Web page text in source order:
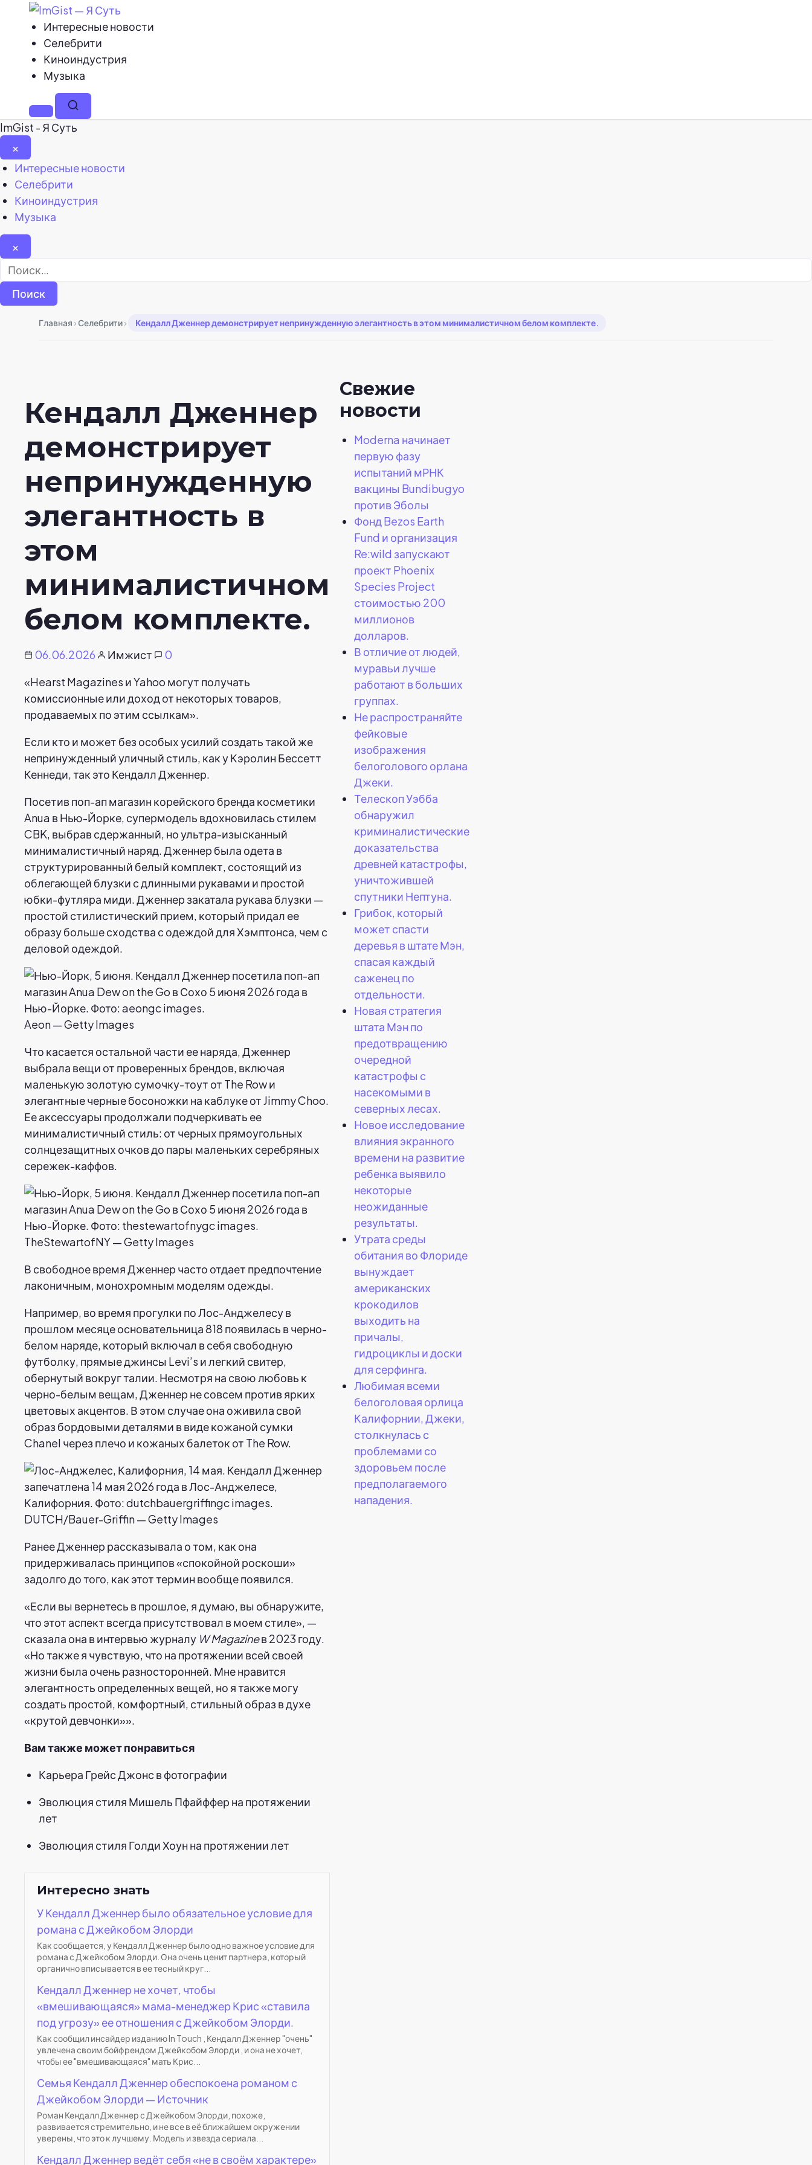
Интересные новости
Селебрити
Киноиндустрия
Музыка
МенюПоиск
ImGist - Я Суть
×
Закрыть
меню
Интересные новости
Селебрити
Киноиндустрия
Музыка
×
Найти:
Главная › Селебрити› Кендалл Дженнер демонстрирует непринужденную элегантность в этом минималистичном белом комплекте.
Кендалл Дженнер
демонстрирует
непринужденную
элегантность в
этом
минималистичном
белом комплекте.
06.06.2026 Имжист
0
«Hearst Magazines и Yahoo могут получать
комиссионные или доход от некоторых товаров,
продаваемых по этим ссылкам».
Если кто и может без особых усилий создать такой же
непринужденный уличный стиль, как у Кэролин Бессетт
Кеннеди, так это Кендалл Дженнер.
Посетив поп-ап магазин корейского бренда косметики
Anua в Нью-Йорке, супермодель вдохновилась стилем
CBK, выбрав сдержанный, но ультра-изысканный
минималистичный наряд. Дженнер была одета в
структурированный белый комплект, состоящий из
облегающей блузки с длинными рукавами и простой
юбки-футляра миди. Дженнер закатала рукава блузки —
простой стилистический прием, который придал ее
образу больше сходства с одеждой для Хэмптонса, чем с
деловой одеждой.
Aeon — Getty Images
Что касается остальной части ее наряда, Дженнер
выбрала вещи от проверенных брендов, включая
маленькую золотую сумочку-тоут от The Row и
элегантные черные босоножки на каблуке от Jimmy Choo.
Ее аксессуары продолжали подчеркивать ее
минималистичный стиль: от черных прямоугольных
солнцезащитных очков до пары маленьких серебряных
сережек-каффов.
TheStewartofNY — Getty Images
В свободное время Дженнер часто отдает предпочтение
лаконичным, монохромным моделям одежды.
Например, во время прогулки по Лос-Анджелесу в
прошлом месяце основательница 818 появилась в черно-
белом наряде, который включал в себя свободную
футболку, прямые джинсы Levi’s и легкий свитер,
обернутый вокруг талии. Несмотря на свою любовь к
черно-белым вещам, Дженнер не совсем против ярких
цветовых акцентов. В этом случае она оживила свой
образ бордовыми деталями в виде кожаной сумки
Chanel через плечо и кожаных балеток от The Row.
DUTCH/Bauer-Griffin — Getty Images
Ранее Дженнер рассказывала о том, как она
придерживалась принципов «спокойной роскоши»
задолго до того, как этот термин вообще появился.
«Если вы вернетесь в прошлое, я думаю, вы обнаружите,
что этот аспект всегда присутствовал в моем стиле», —
сказала она в интервью журналу W Magazineв 2023 году.
«Но также я чувствую, что на протяжении всей своей
жизни была очень разносторонней. Мне нравится
элегантность определенных вещей, но я также могу
создать простой, комфортный, стильный образ в духе
«крутой девчонки»».
Вам также может понравиться
Карьера Грейс Джонс в фотографии
Эволюция стиля Мишель Пфайффер на протяжении
лет
Эволюция стиля Голди Хоун на протяжении лет
Интересно знать
У Кендалл Дженнер было обязательное условие для
романа с Джейкобом Элорди
Как сообщается, у Кендалл Дженнер было одно важное условие для
романа с Джейкобом Элорди. Она очень ценит партнера, который
органично вписывается в ее тесный круг...
Кендалл Дженнер не хочет, чтобы
«вмешивающаяся» мама-менеджер Крис «ставила
под угрозу» ее отношения с Джейкобом Элорди.
Как сообщил инсайдер изданию In Touch , Кендалл Дженнер "очень"
увлечена своим бойфрендом Джейкобом Элорди , и она не хочет,
чтобы ее "вмешивающаяся" мать Крис...
Семья Кендалл Дженнер обеспокоена романом с
Джейкобом Элорди — Источник
Роман Кендалл Дженнер с Джейкобом Элорди, похоже,
развивается стремительно, и не все в её ближайшем окружении
уверены, что это к лучшему. Модель и звезда сериала...
Кендалл Дженнер ведёт себя «не в своём характере»
Свежие
новости
Moderna начинает
первую фазу
испытаний мРНК
вакцины Bundibugyo
против Эболы
Фонд Bezos Earth
Fund и организация
Re:wild запускают
проект Phoenix
Species Project
стоимостью 200
миллионов
долларов.
В отличие от людей,
муравьи лучше
работают в больших
группах.
Не распространяйте
фейковые
изображения
белоголового орлана
Джеки.
Телескоп Уэбба
обнаружил
криминалистические
доказательства
древней катастрофы,
уничтожившей
спутники Нептуна.
Грибок, который
может спасти
деревья в штате Мэн,
спасая каждый
саженец по
отдельности.
Новая стратегия
штата Мэн по
предотвращению
очередной
катастрофы с
насекомыми в
северных лесах.
Новое исследование
влияния экранного
времени на развитие
ребенка выявило
некоторые
неожиданные
результаты.
Утрата среды
обитания во Флориде
вынуждает
американских
крокодилов
выходить на
причалы,
гидроциклы и доски
для серфинга.
Любимая всеми
белоголовая орлица
Калифорнии, Джеки,
столкнулась с
проблемами со
здоровьем после
предполагаемого
нападения.